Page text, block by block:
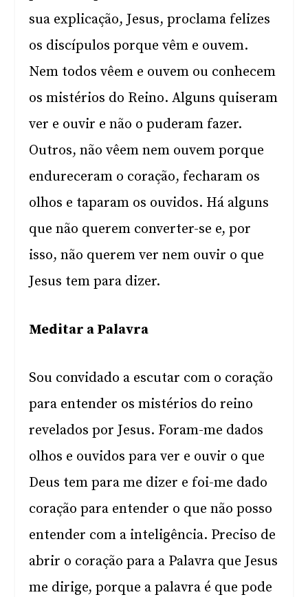
sua explicação, Jesus, proclama felizes
os discípulos porque vêm e ouvem.
Nem todos vêem e ouvem ou conhecem
os mistérios do Reino. Alguns quiseram
ver e ouvir e não o puderam fazer.
Outros, não vêem nem ouvem porque
endureceram o coração, fecharam os
olhos e taparam os ouvidos. Há alguns
que não querem converter-se e, por
isso, não querem ver nem ouvir o que
Jesus tem para dizer.
Meditar a Palavra
Sou convidado a escutar com o coração
para entender os mistérios do reino
revelados por Jesus. Foram-me dados
olhos e ouvidos para ver e ouvir o que
Deus tem para me dizer e foi-me dado
coração para entender o que não posso
entender com a inteligência. Preciso de
abrir o coração para a Palavra que Jesus
me dirige, porque a palavra é que pode